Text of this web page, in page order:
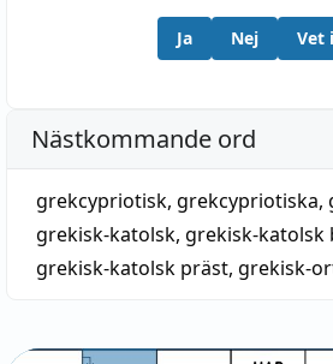
Ja Nej Vet
Nästkommande ord
grekcypriotisk, grekcypriotiska,
grekisk-katolsk, grekisk-katolsk
grekisk-katolsk präst, grekisk-